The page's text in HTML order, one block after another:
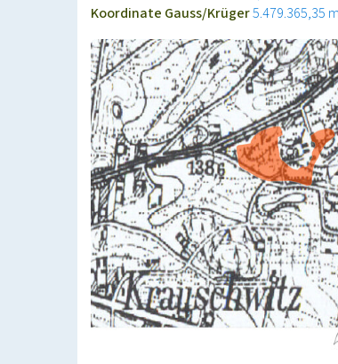
Koordinate Gauss/Krüger5.479.365,35